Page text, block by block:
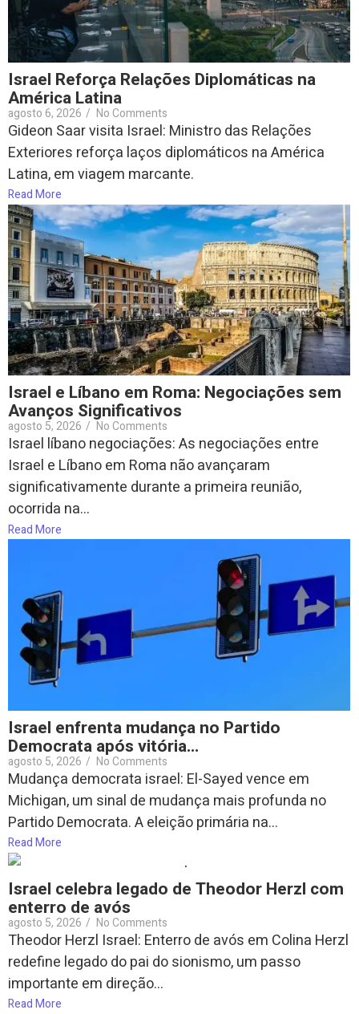
Israel Reforça Relações Diplomáticas na
América Latina
agosto 6, 2026 / No Comments
Gideon Saar visita Israel: Ministro das Relações
Exteriores reforça laços diplomáticos na América
Latina, em viagem marcante.
Read More
Israel e Líbano em Roma: Negociações sem
Avanços Significativos
agosto 5, 2026 / No Comments
Israel líbano negociações: As negociações entre
Israel e Líbano em Roma não avançaram
significativamente durante a primeira reunião,
ocorrida na...
Read More
Israel enfrenta mudança no Partido
Democrata após vitória…
agosto 5, 2026 / No Comments
Mudança democrata israel: El-Sayed vence em
Michigan, um sinal de mudança mais profunda no
Partido Democrata. A eleição primária na...
Read More
Israel celebra legado de Theodor Herzl com
enterro de avós
agosto 5, 2026 / No Comments
Theodor Herzl Israel: Enterro de avós em Colina Herzl
redefine legado do pai do sionismo, um passo
importante em direção...
Read More